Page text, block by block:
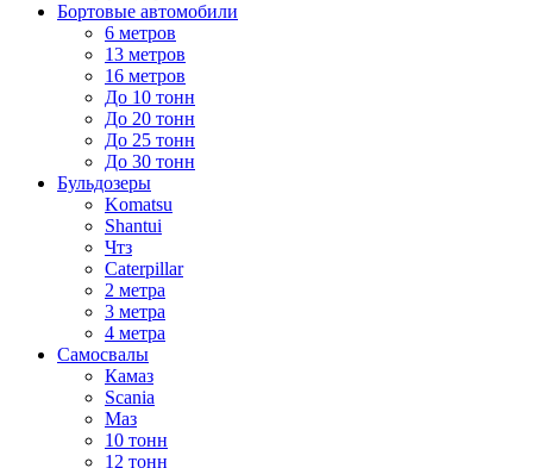
Бортовые автомобили
6 метров
13 метров
16 метров
До 10 тонн
До 20 тонн
До 25 тонн
До 30 тонн
Бульдозеры
Komatsu
Shantui
Чтз
Caterpillar
2 метра
3 метра
4 метра
Самосвалы
Камаз
Scania
Маз
10 тонн
12 тонн